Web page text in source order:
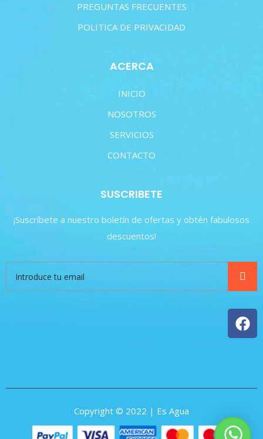
PREGUNTAS FRECUENTES
POLITICA DE PRIVACIDAD
ACERCA
INICIO
NOSOTROS
SERVICIOS
CONTACTO
SUSCRIBETE
¡Suscríbete a nuestro boletín de ofertas y obtén fabulosos
descuentos!
Copyright © 2022 | Es Agua